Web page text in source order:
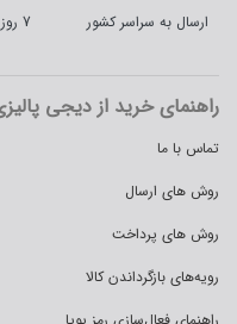
ارسال به سراسر کشور 7 روز ضمانت برگشت
راهنمای خرید از دیجی
تماس با ما
روش های ارسال
روش های پرداخت
رویه‌های بازگرداندن کالا